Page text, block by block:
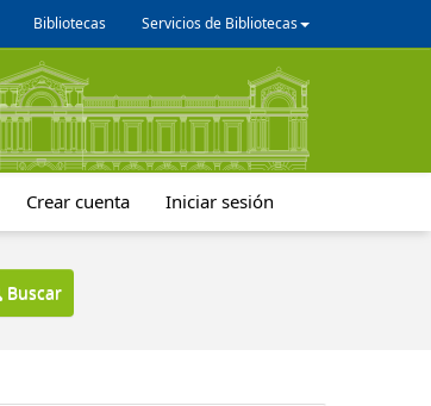
Bibliotecas Servicios de Bibliotecas
Crear cuenta Iniciar sesión
Buscar